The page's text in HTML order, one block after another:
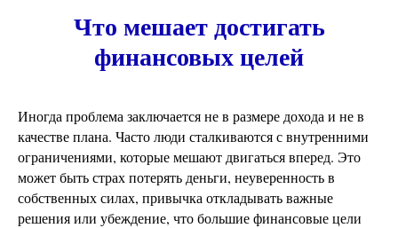
Что мешает достигать
финансовых целей
Иногда проблема заключается не в размере дохода и не в
качестве плана. Часто люди сталкиваются с внутренними
ограничениями, которые мешают двигаться вперед. Это
может быть страх потерять деньги, неуверенность в
собственных силах, привычка откладывать важные
решения или убеждение, что большие финансовые цели